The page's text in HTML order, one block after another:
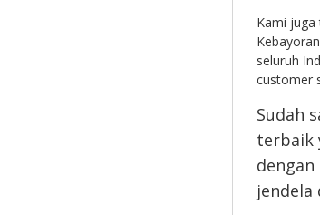
Kami juga
seluruh
customer
Sudah
terbaik
jendela